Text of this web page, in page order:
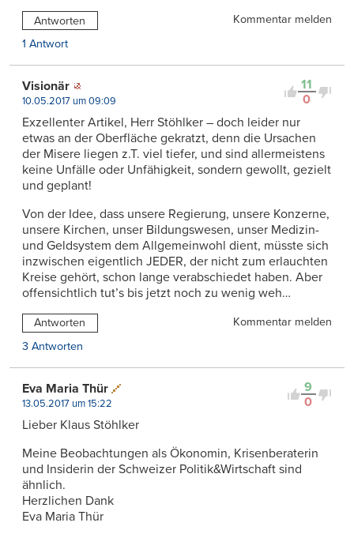
Antworten
Kommentar melden
1 Antwort
11
0
Visionär
10.05.2017 um 09:09
Exzellenter Artikel, Herr Stöhlker – doch leider nur
etwas an der Oberfläche gekratzt, denn die Ursachen
der Misere liegen z.T. viel tiefer, und sind allermeistens
keine Unfälle oder Unfähigkeit, sondern gewollt, gezielt
und geplant!
Von der Idee, dass unsere Regierung, unsere Konzerne,
unsere Kirchen, unser Bildungswesen, unser Medizin-
und Geldsystem dem Allgemeinwohl dient, müsste sich
inzwischen eigentlich JEDER, der nicht zum erlauchten
Kreise gehört, schon lange verabschiedet haben. Aber
offensichtlich tut’s bis jetzt noch zu wenig weh…
Antworten
Kommentar melden
3 Antworten
9
0
Eva Maria Thür
13.05.2017 um 15:22
Lieber Klaus Stöhlker
Meine Beobachtungen als Ökonomin, Krisenberaterin
und Insiderin der Schweizer Politik&Wirtschaft sind
ähnlich.
Herzlichen Dank
Eva Maria Thür